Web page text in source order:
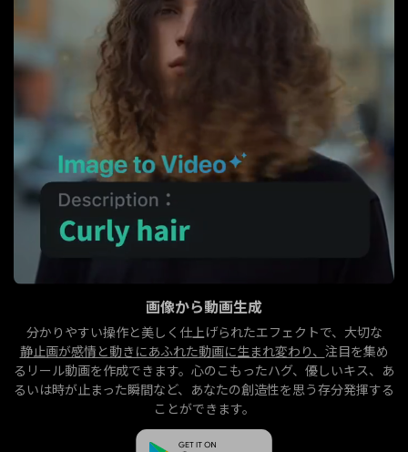
画像から動画生成
分かりやすい操作と美しく仕上げられたエフェクトで、大切な
静止画が感情と動きにあふれた動画に生まれ変わり、 注目を集め
るリール動画を作成できます。心のこもったハグ、優しいキス、あ
るいは時が止まった瞬間など、あなたの創造性を思う存分発揮する
ことができます。